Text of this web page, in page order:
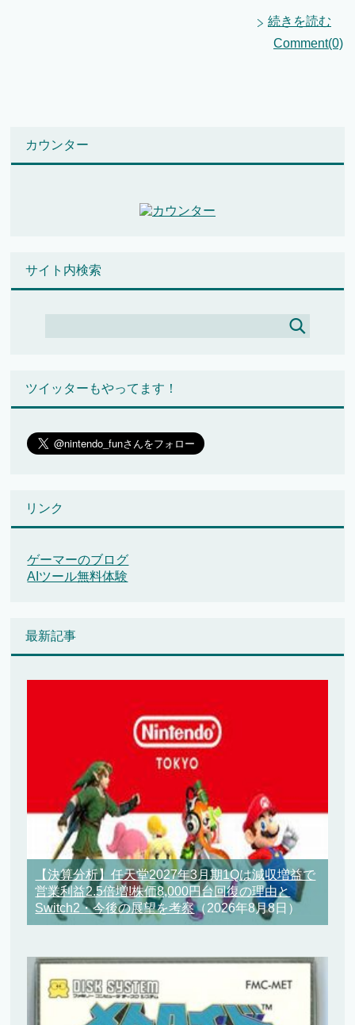
続きを読む
Comment(0)
カウンター
サイト内検索
ツイッターもやってます！
リンク
ゲーマーのブログ
AIツール無料体験
最新記事
【決算分析】任天堂2027年3月期1Qは減収増益で
営業利益2.5倍増!株価8,000円台回復の理由と
Switch2・今後の展望を考察（2026年8月8日）